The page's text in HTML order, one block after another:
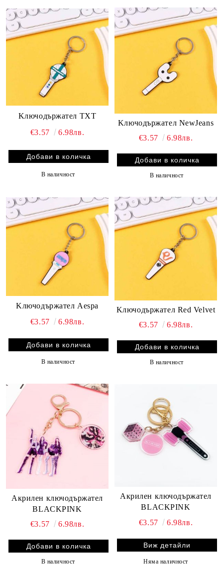
Kлючодържател TXT
€3.57
6.98лв.
В наличност
Kлючодържател NewJeans
€3.57
6.98лв.
В наличност
Kлючодържател Aespa
€3.57
6.98лв.
В наличност
Kлючодържател Red Velvet
€3.57
6.98лв.
В наличност
Акрилен ключодържател
BLACKPINK
€3.57
6.98лв.
В наличност
Акрилен ключодържател
BLACKPINK
€3.57
6.98лв.
Виж детайли
Няма наличност